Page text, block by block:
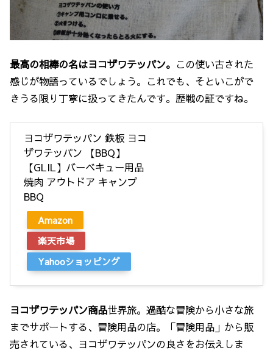
最高の相棒の名はヨコザワテッパン。 この使い古された
感じが物語っているでしょう。これでも、そといこがで
きうる限り丁寧に扱ってきたんです。歴戦の証ですね。
ヨコザワテッパン 鉄板 ヨコ
ザワテッパン 【BBQ】
【GLIL】バーベキュー用品
焼肉 アウトドア キャンプ
BBQ
Amazon
楽天市場
Yahooショッピング
ヨコザワテッパン商品世界旅。過酷な冒険から小さな旅
までサポートする、冒険用品の店。「冒険用品」から販
売されている、ヨコザワテッパンの良さをお伝えしま